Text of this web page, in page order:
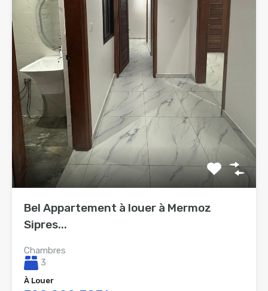
Bel Appartement à louer à Mermoz
Sipres...
Chambres
3
À Louer